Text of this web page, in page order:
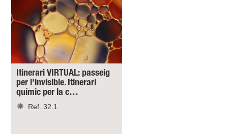
Itinerari VIRTUAL: passeig
per l'invisible. Itinerari
químic per la c…
Ref. 32.1